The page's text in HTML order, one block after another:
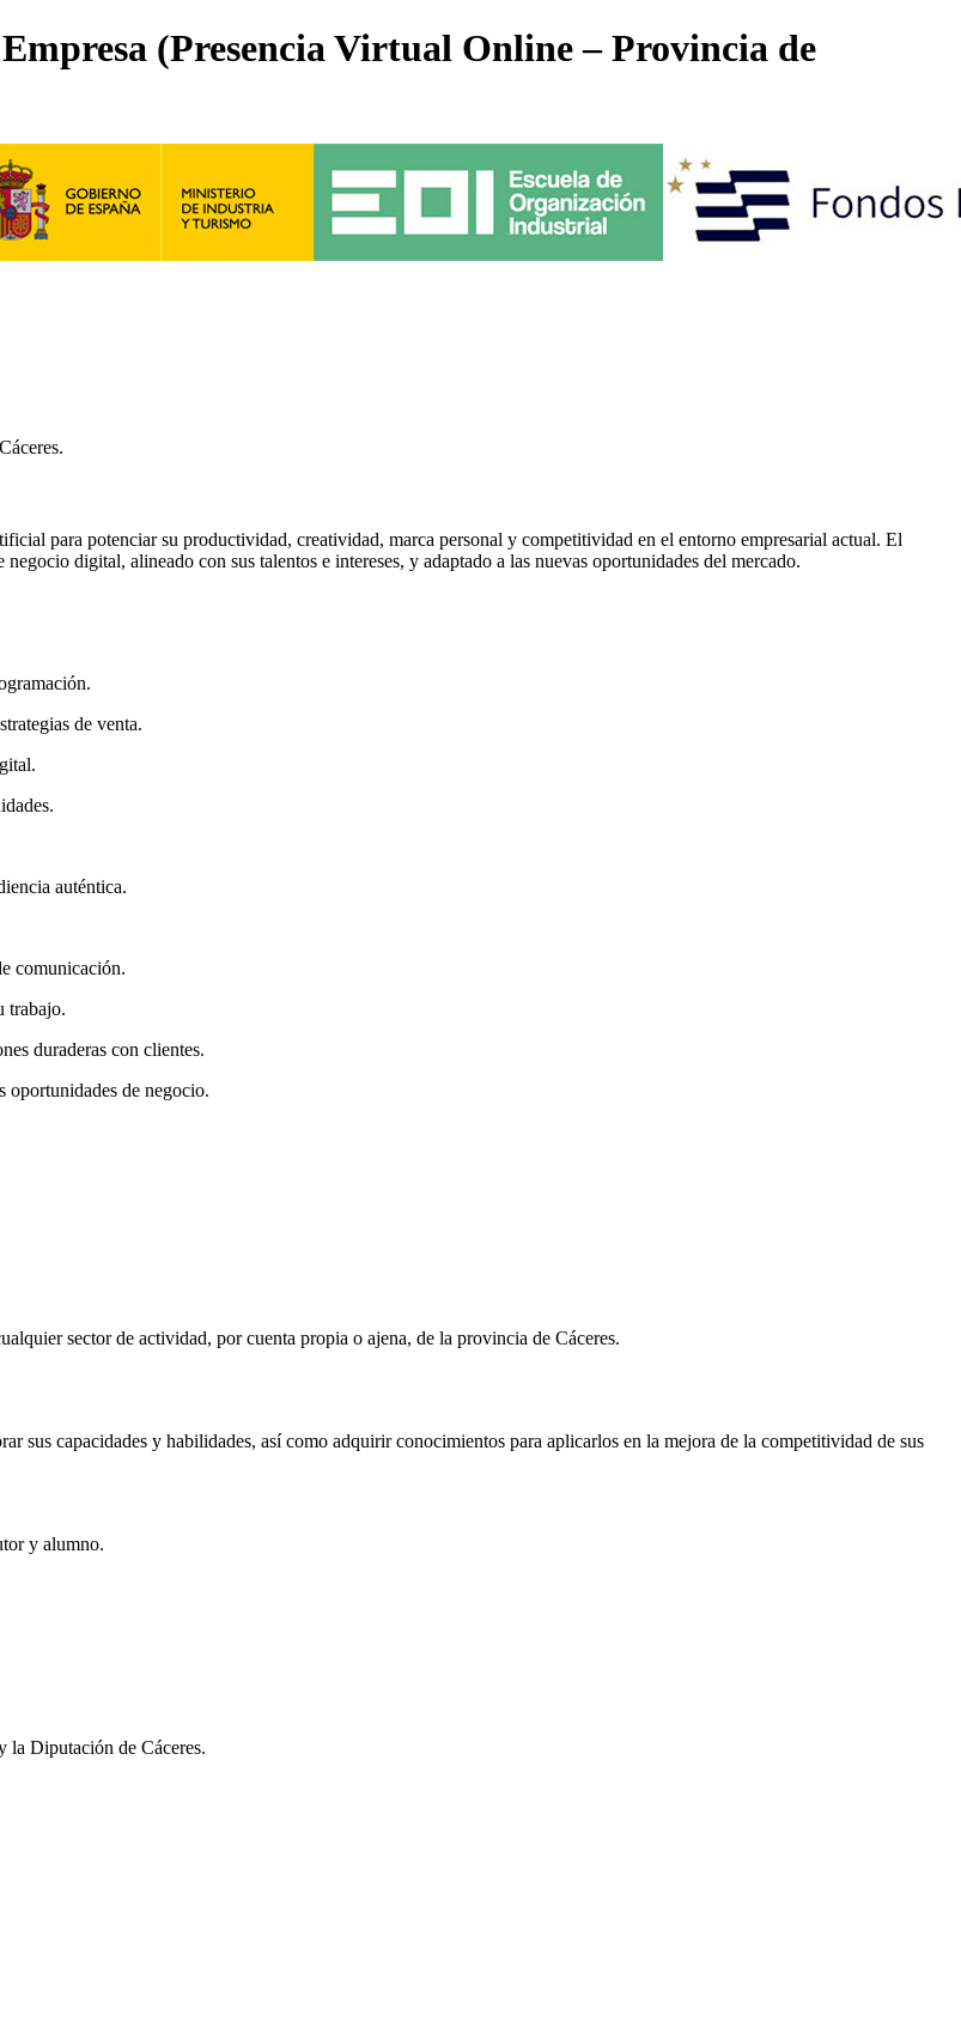
(Presencia Virtual Online – Provincia de
para potenciar su productividad, creatividad, marca personal y competitividad en el entorno empresarial actual. El
digital, alineado con sus talentos e intereses, y adaptado a las nuevas oportunidades del mercado.
de venta.
auténtica.
comunicación.
trabajo.
duraderas con clientes.
de negocio.
sector de actividad, por cuenta propia o ajena, de la provincia de Cáceres.
capacidades y habilidades, así como adquirir conocimientos para aplicarlos en la mejora de la competitividad de sus
y alumno.
la Diputación de Cáceres.